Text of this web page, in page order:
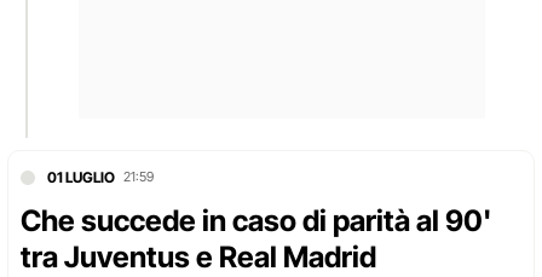
01 LUGLIO 21:59
Che succede in caso di parità al 90'
tra Juventus e Real Madrid